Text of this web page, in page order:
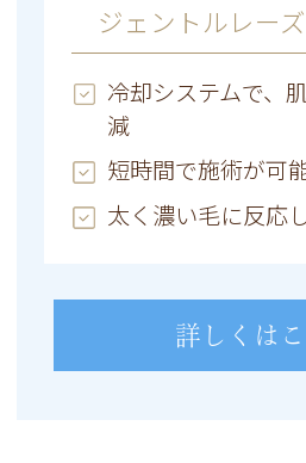
ジェントルレー
冷却システムで、
減
短時間で施術が可
太く濃い毛に反応
詳しくは